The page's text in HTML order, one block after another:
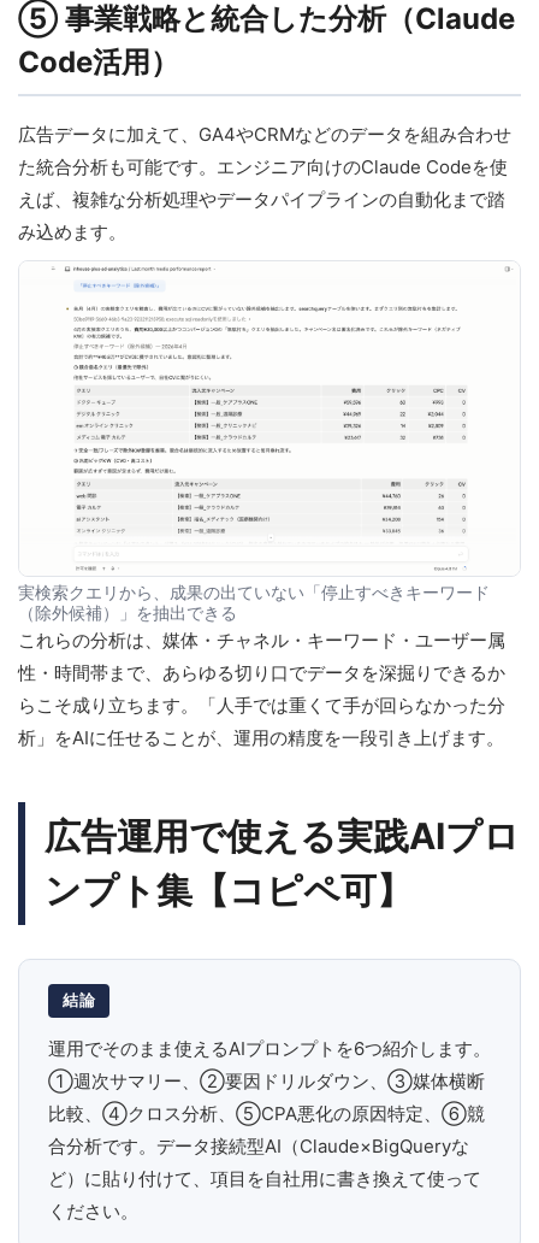
⑤ 事業戦略と統合した分析（Claude
Code活用）
広告データに加えて、GA4やCRMなどのデータを組み合わせ
た統合分析も可能です。エンジニア向けのClaude Codeを使
えば、複雑な分析処理やデータパイプラインの自動化まで踏
み込めます。
実検索クエリから、成果の出ていない「停止すべきキーワード
（除外候補）」を抽出できる
これらの分析は、媒体・チャネル・キーワード・ユーザー属
性・時間帯まで、あらゆる切り口でデータを深掘りできるか
らこそ成り立ちます。「人手では重くて手が回らなかった分
析」をAIに任せることが、運用の精度を一段引き上げます。
広告運用で使える実践AIプロ
ンプト集【コピペ可】
結論
運用でそのまま使えるAIプロンプトを6つ紹介します。
①週次サマリー、②要因ドリルダウン、③媒体横断
比較、④クロス分析、⑤CPA悪化の原因特定、⑥競
合分析です。データ接続型AI（Claude×BigQueryな
ど）に貼り付けて、項目を自社用に書き換えて使って
ください。